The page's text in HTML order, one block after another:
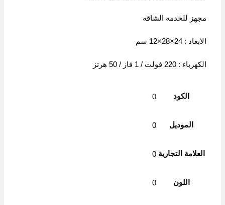
مجهز للخدمه الشاقه
الابعاد : 24×28×12 سم
الكهرباء : 220 فولت / 1 فاز / 50 هرتز
الكود 0
الموديل 0
العلامة التجارية 0
اللون 0